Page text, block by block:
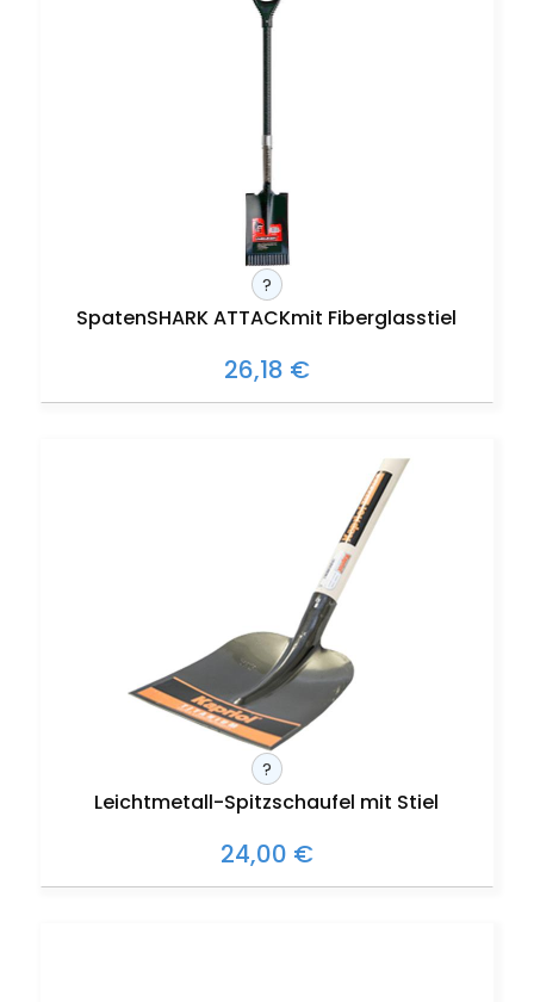
?
SpatenSHARK ATTACKmit Fiberglasstiel
26,18 €
?
Leichtmetall-Spitzschaufel mit Stiel
24,00 €